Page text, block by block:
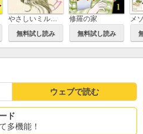
やさしいミルク【分冊版】
無料試し読み
修羅の家
無料試し読み
ウェブで読む
ド
多機能！